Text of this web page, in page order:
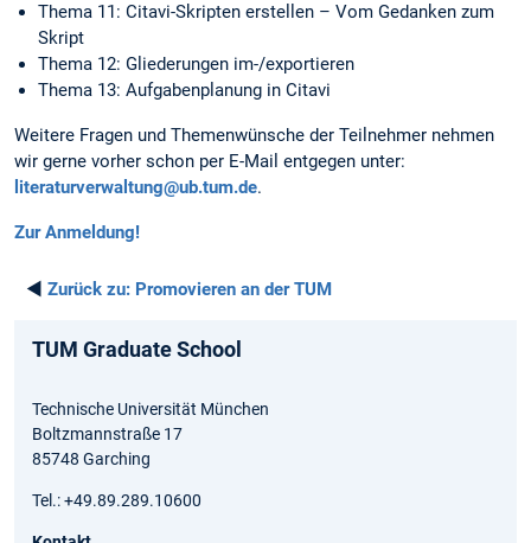
Thema 11: Citavi-Skripten erstellen – Vom Gedanken zum
Skript
Thema 12: Gliederungen im-/exportieren
Thema 13: Aufgabenplanung in Citavi
Weitere Fragen und Themenwünsche der Teilnehmer nehmen
wir gerne vorher schon per E-Mail entgegen unter:
literaturverwaltung@ub.tum.de.
Zur Anmeldung!
◄ Zurück zu: Promovieren an der TUM
TUM Graduate School
Technische Universität München
Boltzmannstraße 17
85748 Garching
Tel.: +49.89.289.10600